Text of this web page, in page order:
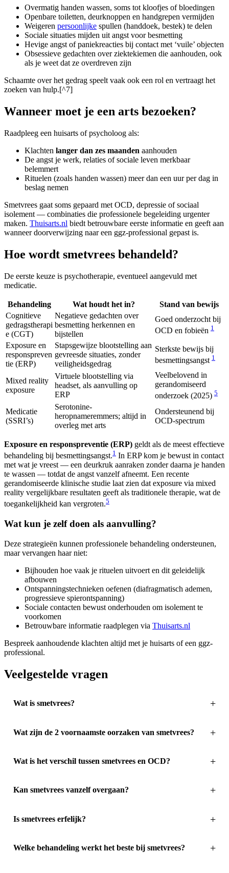
Overmatig handen wassen, soms tot kloofjes of bloedingen
Openbare toiletten, deurknoppen en handgrepen vermijden
Weigeren persoonlijke spullen (handdoek, bestek) te delen
Sociale situaties mijden uit angst voor besmetting
Hevige angst of paniekreacties bij contact met ‘vuile’ objecten
Obsessieve gedachten over ziektekiemen die aanhouden, ook
als je weet dat ze overdreven zijn
Schaamte over het gedrag speelt vaak ook een rol en vertraagt het
zoeken van hulp.[^7]
Wanneer moet je een arts bezoeken?
Raadpleeg een huisarts of psycholoog als:
Klachten langer dan zes maanden aanhouden
De angst je werk, relaties of sociale leven merkbaar
belemmert
Rituelen (zoals handen wassen) meer dan een uur per dag in
beslag nemen
Smetvrees gaat soms gepaard met OCD, depressie of sociaal
isolement — combinaties die professionele begeleiding urgenter
maken. Thuisarts.nl biedt betrouwbare eerste informatie en geeft aan
wanneer doorverwijzing naar een ggz-professional gepast is.
Hoe wordt smetvrees behandeld?
De eerste keuze is psychotherapie, eventueel aangevuld met
medicatie.
Behandeling Wat houdt het in?
Stand van bewijs
Cognitieve
gedragstherapi
e (CGT)
Negatieve gedachten over
besmetting herkennen en
bijstellen
Goed onderzocht bij
OCD en fobieën 1
Exposure en
responspreven
tie (ERP)
Stapsgewijze blootstelling aan
gevreesde situaties, zonder
veiligheidsgedrag
Sterkste bewijs bij
besmettingsangst 1
Mixed reality
exposure
Virtuele blootstelling via
headset, als aanvulling op
ERP
Veelbelovend in
gerandomiseerd
onderzoek (2025) 5
Medicatie
(SSRI’s)
Serotonine-
heropnameremmers; altijd in
overleg met arts
Ondersteunend bij
OCD-spectrum
Exposure en responspreventie (ERP) geldt als de meest effectieve
behandeling bij besmettingsangst.1 In ERP kom je bewust in contact
met wat je vreest — een deurkruk aanraken zonder daarna je handen
te wassen — totdat de angst vanzelf afneemt. Een recente
gerandomiseerde klinische studie laat zien dat exposure via mixed
reality vergelijkbare resultaten geeft als traditionele therapie, wat de
toegankelijkheid kan vergroten.5
Wat kun je zelf doen als aanvulling?
Deze strategieën kunnen professionele behandeling ondersteunen,
maar vervangen haar niet:
Bijhouden hoe vaak je rituelen uitvoert en dit geleidelijk
afbouwen
Ontspanningstechnieken oefenen (diafragmatisch ademen,
progressieve spierontspanning)
Sociale contacten bewust onderhouden om isolement te
voorkomen
Betrouwbare informatie raadplegen via Thuisarts.nl
Bespreek aanhoudende klachten altijd met je huisarts of een ggz-
professional.
Veelgestelde vragen
Wat is smetvrees?
Wat zijn de 2 voornaamste oorzaken van smetvrees?
Wat is het verschil tussen smetvrees en OCD?
Kan smetvrees vanzelf overgaan?
Is smetvrees erfelijk?
Welke behandeling werkt het beste bij smetvrees?